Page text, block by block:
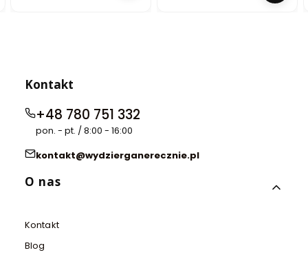
Kontakt
+48 780 751 332
pon. - pt. / 8:00 - 16:00
kontakt@wydzierganerecznie.pl
Linki w stopce
O nas
Kontakt
Blog